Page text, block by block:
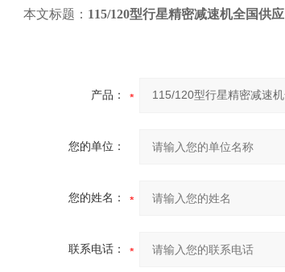
本文标题： 115/120型行星精密减速机全国供应
产品：
您的单位：
您的姓名：
联系电话：